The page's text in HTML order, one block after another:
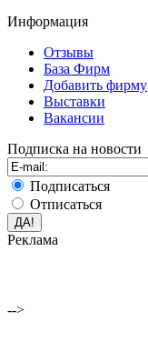
Информация
Отзывы
База Фирм
Добавить фирму
Выставки
Вакансии
Подписка на новости
Подписаться
Отписаться
Реклама
-->